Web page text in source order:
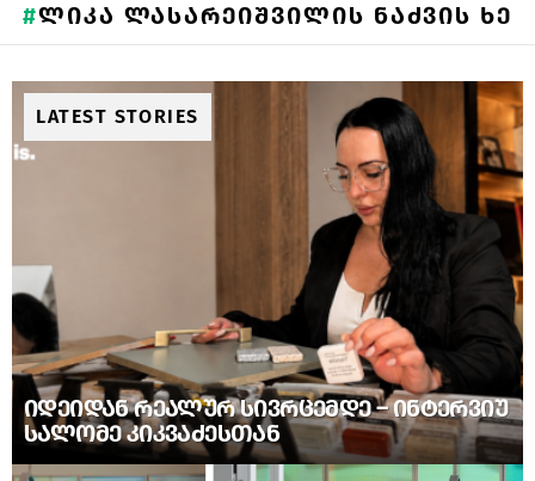
ᲚᲘᲙᲐ ᲚᲐᲡᲐᲠᲔᲘᲨᲕᲘᲚᲘᲡ ᲜᲐᲫᲕᲘᲡ ᲮᲔ
LATEST STORIES
ᲘᲓᲔᲘᲓᲐᲜ ᲠᲔᲐᲚᲣᲠ ᲡᲘᲕᲠᲪᲔᲛᲓᲔ – ᲘᲜᲢᲔᲠᲕᲘᲣ
ᲡᲐᲚᲝᲛᲔ ᲙᲘᲙᲕᲐᲫᲔᲡᲗᲐᲜ